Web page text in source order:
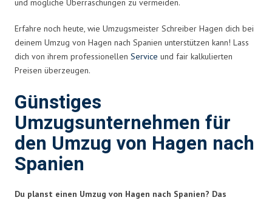
und mögliche Überraschungen zu vermeiden.
Erfahre noch heute, wie Umzugsmeister Schreiber Hagen dich bei
deinem Umzug von Hagen nach Spanien unterstützen kann! Lass
dich von ihrem professionellen Service und fair kalkulierten
Preisen überzeugen.
Günstiges
Umzugsunternehmen für
den Umzug von Hagen nach
Spanien
Du planst einen Umzug von Hagen nach Spanien? Das